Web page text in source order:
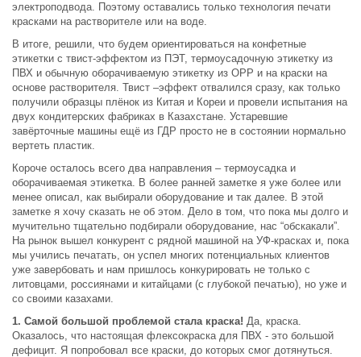
электроподвода. Поэтому оставались только технология печати
красками на растворителе или на воде.
В итоге, решили, что будем ориентироваться на конфетные
этикетки с твист-эффектом из ПЭТ, термоусадочную этикетку из
ПВХ и обычную оборачиваемую этикетку из ОРР и на краски на
основе растворителя. Твист –эффект отвалился сразу, как только
получили образцы плёнок из Китая и Кореи и провели испытания на
двух кондитерских фабриках в Казахстане. Устаревшие
завёрточные машины ещё из ГДР просто не в состоянии нормально
вертеть пластик.
Короче осталось всего два направления – термоусадка и
оборачиваемая этикетка. В более ранней заметке я уже более или
менее описал, как выбирали оборудование и так далее. В этой
заметке я хочу сказать не об этом. Дело в том, что пока мы долго и
мучительно тщательно подбирали оборудование, нас “обскакали”.
На рынок вышел конкурент с рядной машиной на УФ-красках и, пока
мы учились печатать, он успел многих потенциальных клиентов
уже завербовать и нам пришлось конкурировать не только с
литовцами, россиянами и китайцами (с глубокой печатью), но уже и
со своими казахами.
1. Самой большой проблемой стала краска! Да, краска.
Оказалось, что настоящая флексокраска для ПВХ - это большой
дефицит. Я попробовал все краски, до которых смог дотянуться.